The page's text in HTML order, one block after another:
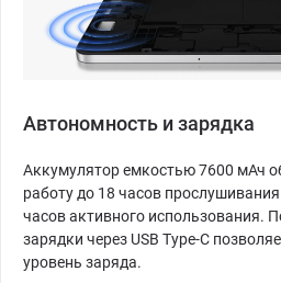
Автономность и зарядка
Аккумулятор емкостью 7600 мАч
работу до 18 часов
часов активного использования.
зарядки через USB Type-C
уровень заряда.